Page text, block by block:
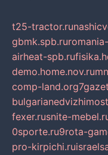
t25-tractor.ru
gbmk.spb.ru
airheat-spb.ru
demo.home.nov.ru
comp-land.org
fexer.rusnite-
0sporte.ru9rota-
pro-kirpichi.ru